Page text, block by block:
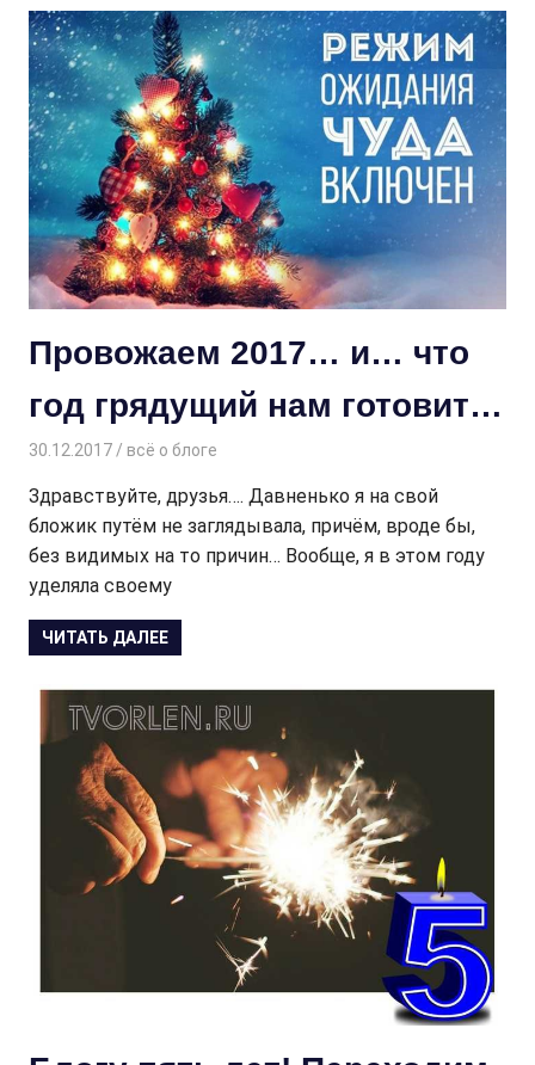
Провожаем 2017… и… что
год грядущий нам готовит…
30.12.2017 Творогова Елена
всё о блоге
Здравствуйте, друзья…. Давненько я на свой
бложик путём не заглядывала, причём, вроде бы,
без видимых на то причин… Вообще, я в этом году
уделяла своему
ЧИТАТЬ ДАЛЕЕ